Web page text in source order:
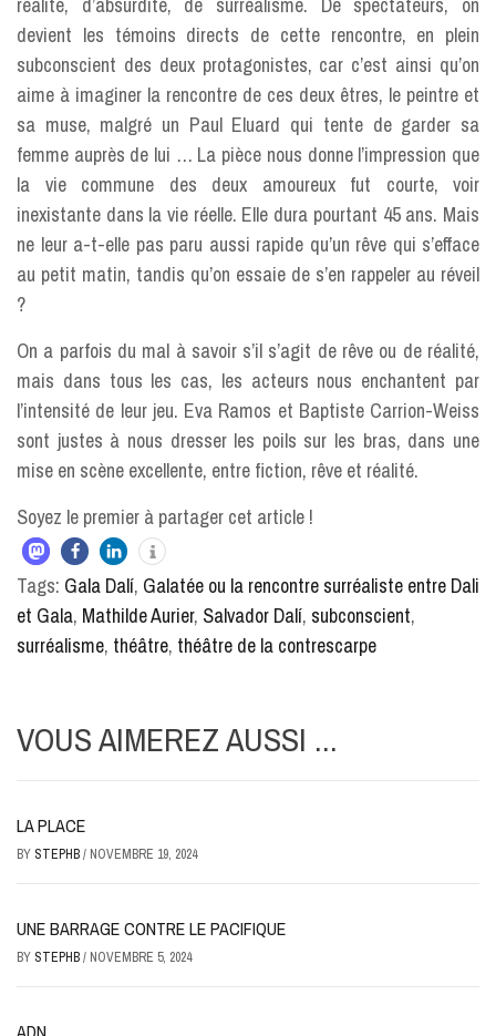
devient les témoins directs de cette rencontre, en plein
subconscient des deux protagonistes, car c’est ainsi qu’on
aime à imaginer la rencontre de ces deux êtres, le peintre et
sa muse, malgré un Paul Eluard qui tente de garder sa
femme auprès de lui … La pièce nous donne l’impression que
la vie commune des deux amoureux fut courte, voir
inexistante dans la vie réelle. Elle dura pourtant 45 ans. Mais
ne leur a-t-elle pas paru aussi rapide qu’un rêve qui s’efface
au petit matin, tandis qu’on essaie de s’en rappeler au réveil
?
On a parfois du mal à savoir s’il s’agit de rêve ou de réalité,
mais dans tous les cas, les acteurs nous enchantent par
l’intensité de leur jeu. Eva Ramos et Baptiste Carrion-Weiss
sont justes à nous dresser les poils sur les bras, dans une
mise en scène excellente, entre fiction, rêve et réalité.
Soyez le premier à partager cet article !
Tags: Gala Dalí, Galatée ou la rencontre surréaliste entre Dali
et Gala, Mathilde Aurier, Salvador Dalí, subconscient,
surréalisme, théâtre, théâtre de la contrescarpe
VOUS AIMEREZ AUSSI ...
LA PLACE
BY STEPHB/ NOVEMBRE 19, 2024
UNE BARRAGE CONTRE LE PACIFIQUE
BY STEPHB/ NOVEMBRE 5, 2024